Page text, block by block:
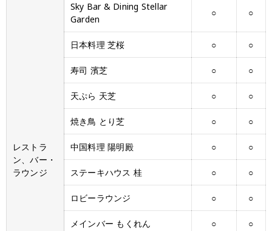
レストラ
ン、バー・
ラウンジ
Sky Bar & Dining Stellar
Garden
○ ○
日本料理 芝桜 ○ ○
寿司 濱芝 ○ ○
天ぷら 天芝 ○ ○
焼き鳥 とり芝 ○ ○
中国料理 陽明殿 ○ ○
ステーキハウス 桂 ○ ○
ロビーラウンジ ○ ○
メインバー もくれん ○ ○